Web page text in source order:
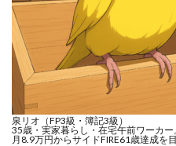
泉リオ（FP3級・簿記3級）
35歳・実家暮らし・在宅午前ワーカー
月8.9万円からサイドFIRE61歳達成を